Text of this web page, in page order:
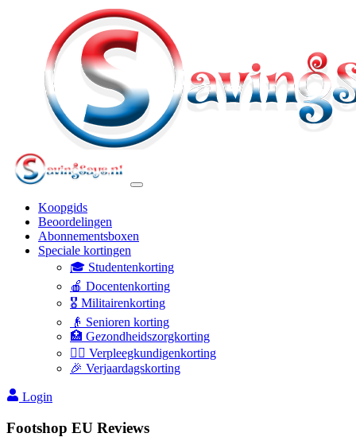
Koopgids
Beoordelingen
Abonnementsboxen
Speciale kortingen
🎓 Studentenkorting
🍎 Docentenkorting
🎖️ Militairenkorting
👴 Senioren korting
🏥 Gezondheidszorgkorting
👩‍⚕️ Verpleegkundigenkorting
🎉 Verjaardagskorting
Login
Footshop EU Reviews